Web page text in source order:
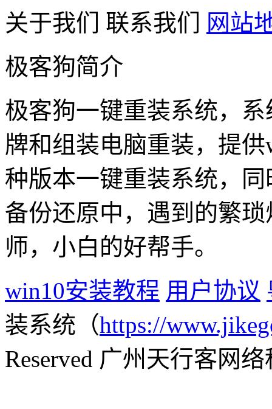
关于我们
联系我们
网站
极客狗简介
极客狗一键重装系统，
牌和组装电脑重装，提
种版本一键重装系统，
备份还原中，遇到的繁
师，小白的好帮手。
win10安装教程 用户协议
装系统（https://
Reserved 广州天行客网